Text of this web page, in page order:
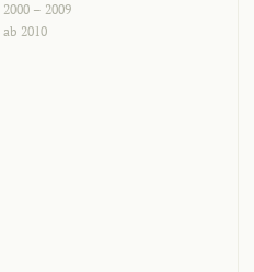
2000 – 2009
ab 2010